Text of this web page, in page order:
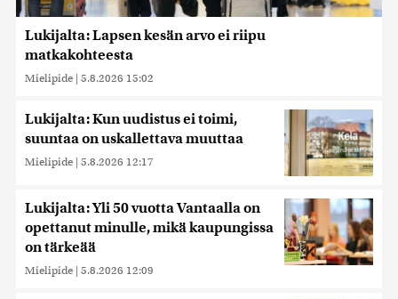
Lukijalta: Lapsen kesän arvo ei riipu
matkakohteesta
Mielipide | 5.8.2026 15:02
Lukijalta: Kun uudistus ei toimi,
suuntaa on uskallettava muuttaa
Mielipide | 5.8.2026 12:17
Lukijalta: Yli 50 vuotta Vantaalla on
opettanut minulle, mikä kaupungissa
on tärkeää
Mielipide | 5.8.2026 12:09